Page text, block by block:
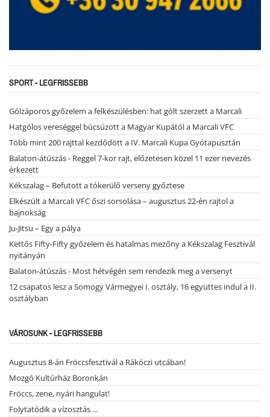
SPORT - LEGFRISSEBB
Gólzáporos győzelem a felkészülésben: hat gólt szerzett a Marcali
Hatgólos vereséggel búcsúzott a Magyar Kupától a Marcali VFC
Több mint 200 rajttal kezdődött a IV. Marcali Kupa Gyótapusztán
Balaton-átúszás - Reggel 7-kor rajt, előzetesen közel 11 ezer nevezés
érkezett
Kékszalag – Befutott a tókerülő verseny győztese
Elkészült a Marcali VFC őszi sorsolása – augusztus 22-én rajtol a
bajnokság
Ju-Jitsu – Egy a pálya
Kettős Fifty-Fifty győzelem és hatalmas mezőny a Kékszalag Fesztivál
nyitányán
Balaton-átúszás - Most hétvégén sem rendezik meg a versenyt
12 csapatos lesz a Somogy Vármegyei I. osztály, 16 együttes indul a II.
osztályban
VÁROSUNK - LEGFRISSEBB
Augusztus 8-án Fröccsfesztivál a Rákóczi utcában!
Mozgó Kultúrház Boronkán
Fröccs, zene, nyári hangulat!
Folytatódik a vízosztás ...